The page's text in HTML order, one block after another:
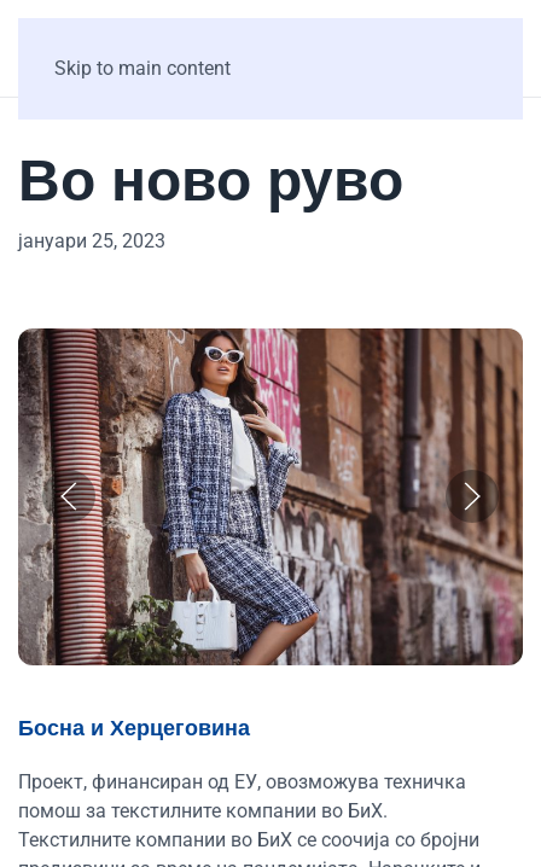
Skip to main content
Во ново руво
јануари 25, 2023
Босна и Херцеговина
Проект, финансиран од ЕУ, овозможува техничка
помош за текстилните компании во БиХ.
Текстилните компании во БиХ се соочија со бројни